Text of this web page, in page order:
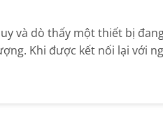
và dò thấy một thiết bị
Khi được kết nối lại với